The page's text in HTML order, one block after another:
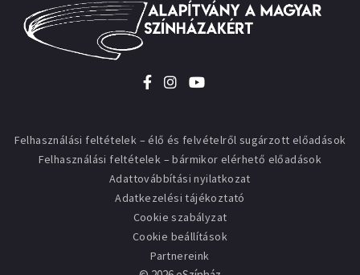
Felhasználási feltételek – élő és felvételről sugárzott előadások
Felhasználási feltételek – bármikor elérhető előadások
Adattovábbítási nyilatkozat
Adatkezelési tájékoztató
Cookie szabályzat
Cookie beállítások
Partnereink